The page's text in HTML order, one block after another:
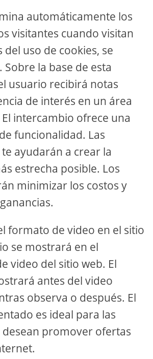
automáticamente los
visitantes cuando visitan
del uso de cookies, se
la base de esta
usuario recibirá notas
de interés en un área
intercambio ofrece una
funcionalidad. Las
ayudarán a crear la
estrecha posible. Los
minimizar los costos y
formato de video en el sitio
se mostrará en el
video del sitio web. El
antes del video
observa o después. El
es ideal para las
promover ofertas